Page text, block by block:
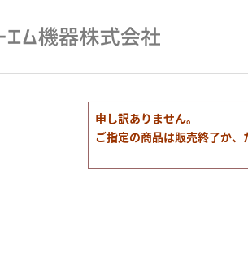
申し訳ありません。
ご指定の商品は販売終了か